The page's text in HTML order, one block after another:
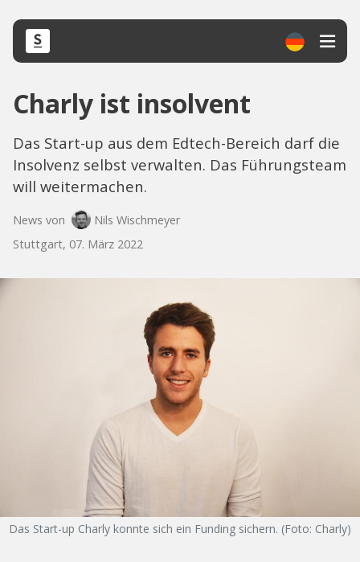
Charly ist insolvent
Das Start-up aus dem Edtech-Bereich darf die
Insolvenz selbst verwalten. Das Führungsteam
will weitermachen.
News von
Nils Wischmeyer
Stuttgart, 07. März 2022
Das Start-up Charly konnte sich ein Funding sichern. (Foto: Charly)